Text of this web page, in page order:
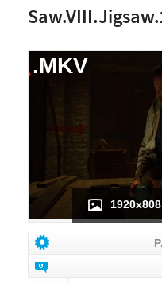
1920x808
.MKV